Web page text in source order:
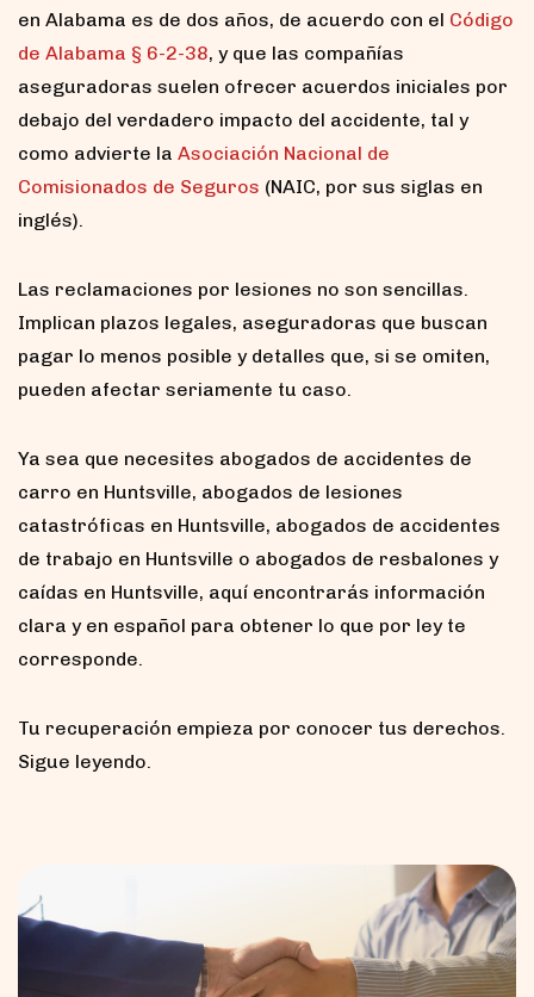
en Alabama es de dos años, de acuerdo con el Código
de Alabama § 6-2-38, y que las compañías
aseguradoras suelen ofrecer acuerdos iniciales por
debajo del verdadero impacto del accidente, tal y
como advierte la Asociación Nacional de
Comisionados de Seguros (NAIC, por sus siglas en
inglés).
Las reclamaciones por lesiones no son sencillas.
Implican plazos legales, aseguradoras que buscan
pagar lo menos posible y detalles que, si se omiten,
pueden afectar seriamente tu caso.
Ya sea que necesites abogados de accidentes de
carro en Huntsville, abogados de lesiones
catastróficas en Huntsville, abogados de accidentes
de trabajo en Huntsville o abogados de resbalones y
caídas en Huntsville, aquí encontrarás información
clara y en español para obtener lo que por ley te
corresponde.
Tu recuperación empieza por conocer tus derechos.
Sigue leyendo.